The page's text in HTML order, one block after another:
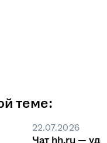
теме:
22.07.2026